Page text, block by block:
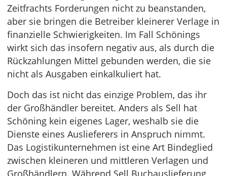
Zeitfrachts Forderungen nicht zu beanstanden,
aber sie bringen die Betreiber kleinerer Verlage in
finanzielle Schwierigkeiten. Im Fall Schönings
wirkt sich das insofern negativ aus, als durch die
Rückzahlungen Mittel gebunden werden, die sie
nicht als Ausgaben einkalkuliert hat.
Doch das ist nicht das einzige Problem, das ihr
der Großhändler bereitet. Anders als Sell hat
Schöning kein eigenes Lager, weshalb sie die
Dienste eines Auslieferers in Anspruch nimmt.
Das Logistikunternehmen ist eine Art Bindeglied
zwischen kleineren und mittleren Verlagen und
Großhändlern. Während Sell Buchauslieferung